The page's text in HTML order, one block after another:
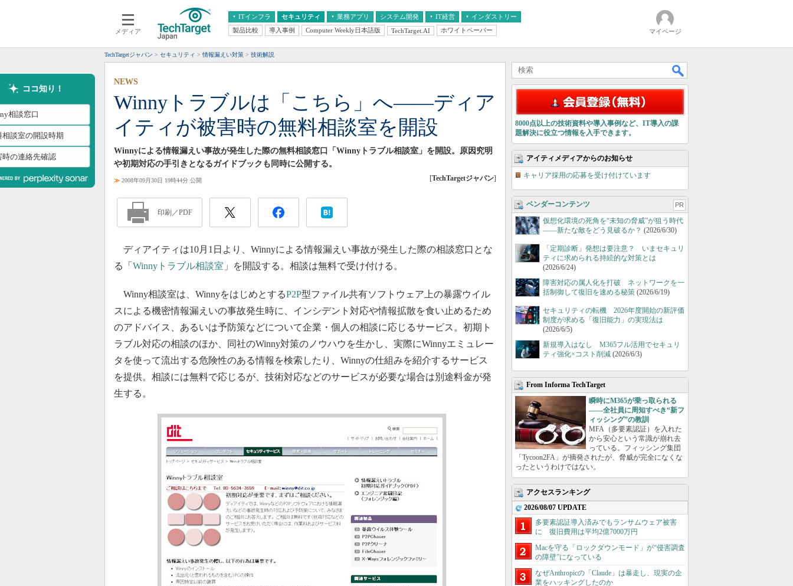
メディア
ITインフラ
クラウド
スマートモバイル
ネットワーク
システム運用管理
セキュリティ 業務アプリ
エンタープライズAI
ERP
情報系システム
システム開発 IT経営
経営とIT
インダストリー
医療IT
製品比較 導入事例 Computer Weekly日本語版 TechTarget.AI ホワイトペーパー マイページ
TechTargetジャパン セキュリティ 情報漏えい対策 技術解説
ココ知り！
相談窓口
相談室の開設時期
時の連絡先確認
Winnyトラブルは「こちら」へ――ディア
イティが被害時の無料相談室を開設
NEWS
Winnyによる情報漏えい事故が発生した際の無料相談窓口「Winnyトラブル相談室」を開設。原因究明
や初期対応の手引きとなるガイドブックも同時に公開する。
≫ 2008年09月30日 19時44分 公開 [TechTargetジャパン]
印刷／PDF
ディアイティは10月1日より、Winnyによる情報漏えい事故が発生した際の相談窓口とな
る「 Winnyトラブル相談室 」を開設する。相談は無料で受け付ける。
Winny相談室は、WinnyをはじめとするP2P型ファイル共有ソフトウェア上の暴露ウイル
スによる機密情報漏えいの事故発生時に、インシデント対応や情報拡散を食い止めるため
のアドバイス、あるいは予防策などについて企業・個人の相談に応じるサービス。初期ト
ラブル対応の相談のほか、同社のWinny対策のノウハウを生かし、実際にWinnyエミュレー
タを使って流出する危険性のある情報を検索したり、Winnyの仕組みを紹介するサービス
を提供。相談には無料で応じるが、技術対応などのサービスが必要な場合は別途料金が発
生する。
8000点以上の技術資料や導入事例など、IT導入の課
題解決に役立つ情報を入手できます。
アイティメディアからのお知らせ
キャリア採用の応募を受け付けています
ベンダーコンテンツ PR
仮想化環境の死角を“未知の脅威”が狙う時代
――新たな敵をどう見破るか？ (2026/6/30)
「定期診断」発想は要注意？ いまセキュリ
ティに求められる持続的な対策とは
(2026/6/24)
障害対応の属人化を打破 ネットワークを一
括制御して復旧を速める秘策 (2026/6/19)
セキュリティの転機 2026年度開始の新評価
制度が求める「復旧能力」の実現法は
(2026/6/5)
新規導入はなし M365フル活用でセキュリ
ティ強化×コスト削減 (2026/6/3)
From Informa TechTarget
瞬時にM365が乗っ取られる
――全社員に周知すべき“新フ
ィッシング”の教訓
MFA（多要素認証）を入れた
から安心という常識が崩れ去
っている。フィッシング集団
「Tycoon2FA」が摘発されたが、脅威が完全になくな
ったというわけではない。
アクセスランキング
2026/08/07 UPDATE
多要素認証導入済みでもランサムウェア被害
に 復旧費用は平均2億7000万円
Macを守る「ロックダウンモード」が“侵害調査
の障壁”になっている
なぜAnthropicの「Claude」は暴走し、現実の企
業をハッキングしたのか